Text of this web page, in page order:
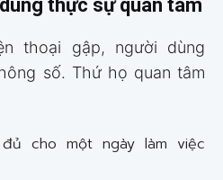
thực sự quan tâm
thoại gập, người dùng
số. Thứ họ quan tâm
cho một ngày làm việc